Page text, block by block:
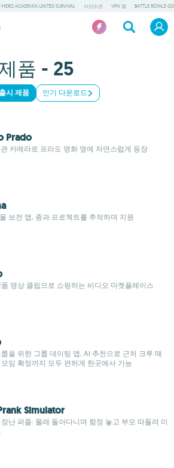
HERO ACADEMIA UNITED SURVIVAL 사신소년 VPN 앱 BATTLE ROYALE GD
품 - 25
시 제품 인기 다운로드
Prado
카메라로 프라도 명화 옆에 자연스럽게 등장
보전 앱, 종과 프로젝트를 추적하며 지원
영상 클립으로 쇼핑하는 비디오 마켓플레이스
을 위한 그룹 데이팅 앱, AI 추천으로 근처 크루 매
임 확정까지 모두 편하게 한곳에서 가능
Simulator
난 퍼즐: 몰래 돌아다니며 함정 놓고 부모 따돌려 미